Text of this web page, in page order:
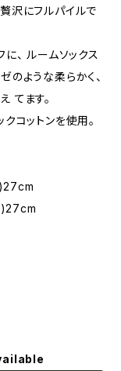
沢にフルパイルで
、 ルームソックス
のような柔らかく、
てます。
コットンを使用。